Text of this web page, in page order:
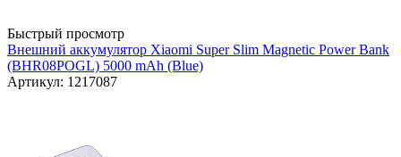
Быстрый просмотр
Внешний аккумулятор Xiaomi Super Slim Magnetic Power Bank
(BHR08POGL) 5000 mAh (Blue)
Артикул: 1217087